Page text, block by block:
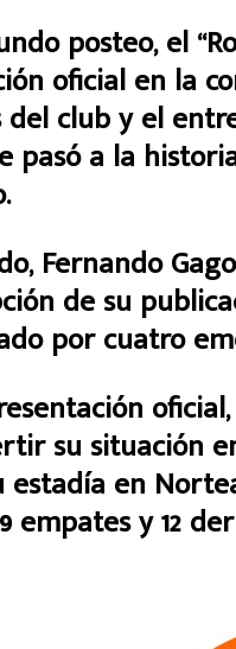
posteo, el
oficial en la
club y el
pasó a la
Fernando
de su
por cuatro
su situación
estadía en
empates y 12